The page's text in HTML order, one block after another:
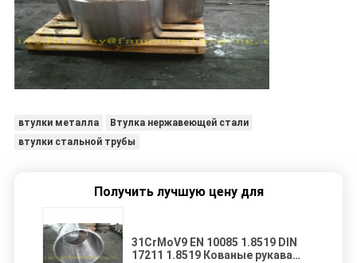
втулки металла
Втулка нержавеющей стали
втулки стальной трубы
Получить лучшую цену для
31CrMoV9 EN 10085 1.8519 DIN
17211 1.8519 Кованые рукава